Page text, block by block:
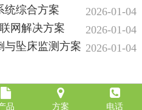
2026-01-04
统综合方案
2026-01-04
网解决方案
2026-01-04
与坠床监测方案
品 方案 电话